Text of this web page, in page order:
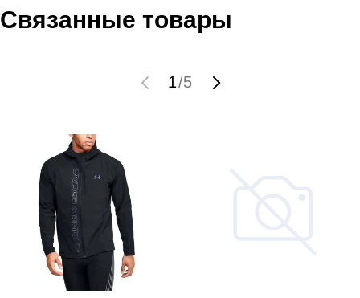
Связанные товары
1/5